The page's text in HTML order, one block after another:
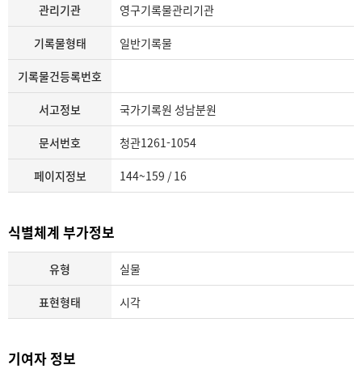
관리기관 영구기록물관리기관
기록물형태 일반기록물
기록물건등록번호
서고정보 국가기록원 성남분원
문서번호 청관1261-1054
페이지정보 144~159 / 16
식별체계 부가정보
유형 실물
표현형태 시각
기여자 정보